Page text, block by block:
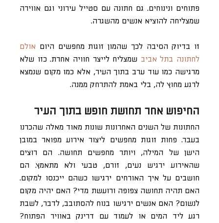
פתוחים ונינוחים. גם חתונה עם סטייל עירוני וגם אווירה
שמצליחה להוציא אנשים מהשגרה.
זו בדיוק הסיבה לכך שהמון זוגות מחפשים היום אולם
לחתונה בתל אביב שמצליח לייצר חוויה אחרת. כזו שלא
מרגישה כמו עוד ערב בתוך העיר, אלא כמו מקום שנמצא
לרגע מחוץ לה, בלי באמת להתרחק ממנה.
החיפוש אחר תחושת חופש בתוך העיר
החתונות של השנים האחרונות שונות מאוד מאלה שהכרנו
בעבר. פחות זוגות מחפשים ליצור אירוע מפואר במובן
הישן של המילה, ויותר מחפשים תחושה. הם רוצים
שהאירוע ירגיש נעים, זורם, טבעי ולא מתאמץ. הם
חושבים על איך האורחים ירגישו כשהם ייכנסו למקום.
האם תהיה תחושה צפופה ורועשת מדי? האם יהיה מקום
לנשום? האם אנשים ירגישו בנוח להסתובב, לדבר, לשבת
רגע ליד המים או לעמוד עם דרינק באוויר הפתוח?